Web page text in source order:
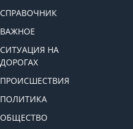
СПРАВОЧНИК
ВАЖНОЕ
СИТУАЦИЯ НА
ДОРОГАХ
ПРОИСШЕСТВИЯ
ПОЛИТИКА
ОБЩЕСТВО